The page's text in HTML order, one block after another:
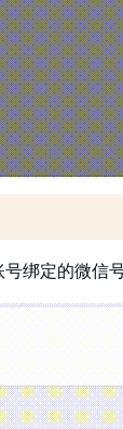
绑定的微信